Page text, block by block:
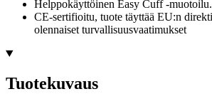
Helppokäyttöinen Easy Cuff -muotoilu.
CE-sertifioitu, tuote täyttää EU:n
olennaiset turvallisuusvaatimukset
Tuotekuvaus